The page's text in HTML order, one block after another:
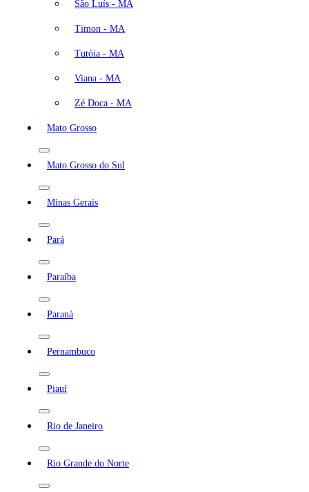
São Luís - MA
Timon - MA
Tutóia - MA
Viana - MA
Zé Doca - MA
Mato Grosso
Mato Grosso do Sul
Minas Gerais
Pará
Paraíba
Paraná
Pernambuco
Piauí
Rio de Janeiro
Rio Grande do Norte